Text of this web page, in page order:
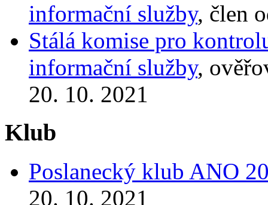
informační služby, člen
Stálá komise pro
informační služby,
20. 10. 2021
Klub
Poslanecký klub ANO
20. 10. 2021